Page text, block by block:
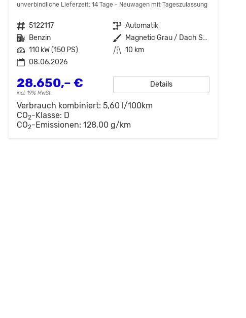
unverbindliche Lieferzeit: 14 Tage Neuwagen mit Tageszulassung
Fahrzeugnr. 5122117 Getriebe Automatik
Kraftstoff Benzin Außenfarbe
Magnetic Grau / Dach Schwarz
Leistung 110 kW (150 PS) Kilometerstand 10 km
08.06.2026
28.650,– €
incl. 19% MwSt.
Details
Verbrauch kombiniert: 5,60 l/100km
CO2-Klasse: D
CO2-Emissionen: 128,00 g/km